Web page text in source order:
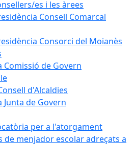
es i les àrees
Consell Comarcal
Consorci del Moianès
Comissió de Govern
d'Alcaldies
Junta de Govern
per a l'atorgament
de menjador escolar adreçats a